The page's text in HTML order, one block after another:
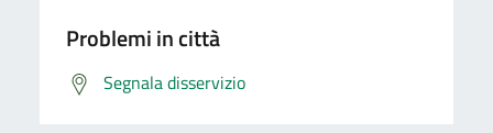
Problemi in città
Segnala disservizio